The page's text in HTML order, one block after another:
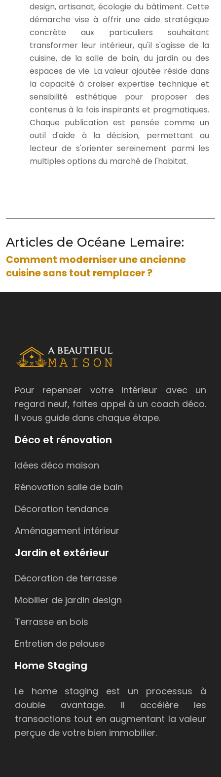
design, artisanat, écologie du bâtiment. Cette
démarche vise à offrir une aide stratégique
concrète aux particuliers souhaitant
transformer leur intérieur, qu'il s'agisse de la
cuisine, de la salle de bain, du jardin ou des
espaces de vie. La valeur ajoutée réside dans
la capacité à croiser expertise technique et
sensibilité esthétique pour proposer des
contenus à la fois inspirants et pragmatiques.
Chaque publication est pensée comme un
outil d'aide à la décision, permettant au
lecteur de s'orienter sereinement parmi les
multiples options du marché de l'habitat.
Articles de Océane Lemaire:
Comment moderniser une ancienne
cuisine sans tout remplacer ?
Pour repenser votre intérieur avec un
regard neuf, faites appel à un coach déco.
Il vous guide dans chaque étape.
Déco et rénovation
Idées déco maison
Rénovation salle de bain
Décoration tendance
Aménagement intérieur
Jardin et extérieur
Décoration de terrasse
Mobilier de jardin design
Terrasse en bois
Entretien de pelouse
Home Staging
Le home staging est un processus à
double avantage. Il accélère les
transactions tout en augmentant la valeur
perçue de votre bien immobilier.